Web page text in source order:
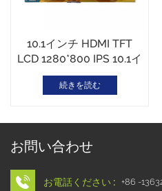
10.1インチ HDMI TFT
LCD 1280*800 IPS 10.1イ
ンチ タッチUSBインター
フェース
続きを読む
お問い合わせ
お電話ください : +86 -